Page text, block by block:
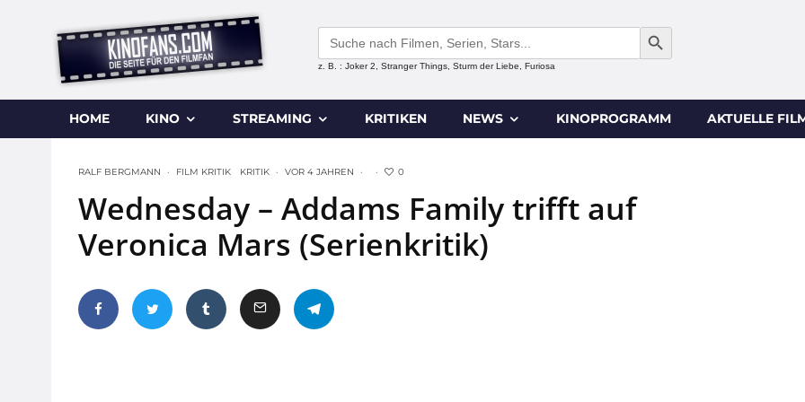
Search
for:
SEARCH BUTTON
z. B. : Joker 2, Stranger Things, Sturm der Liebe, Furiosa
HOME KINO STREAMING KRITIKEN NEWS KINOPROGRAMM AKTUELLE
RALF BERGMANN · FILM KRITIK KRITIK · VOR 4 JAHREN · · 0
Wednesday – Addams Family trifft auf
Veronica Mars (Serienkritik)